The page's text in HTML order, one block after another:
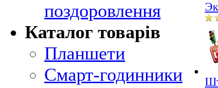
поздоровлення
Каталог товарів
Планшети
Смарт-годинники